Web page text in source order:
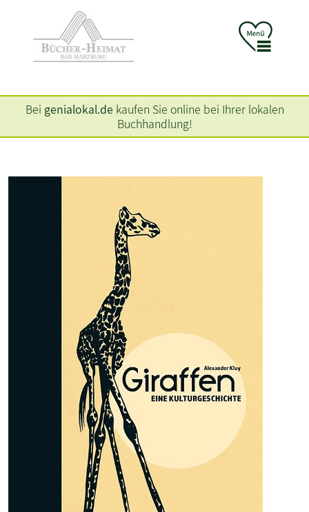
Bei genialokal.de kaufen Sie online bei Ihrer lokalen
Buchhandlung!